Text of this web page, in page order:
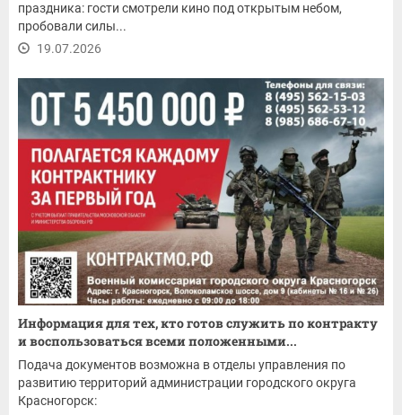
праздника: гости смотрели кино под открытым небом,
пробовали силы...
19.07.2026
Информация для тех, кто готов служить по контракту
и воспользоваться всеми положенными...
Подача документов возможна в отделы управления по
развитию территорий администрации городского округа
Красногорск: